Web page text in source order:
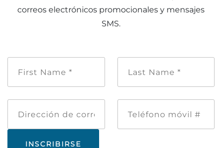
correos electrónicos promocionales y mensajes
SMS.
de
*
de
móvil